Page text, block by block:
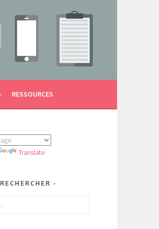
RESSOURCES
Translate
RECHERCHER